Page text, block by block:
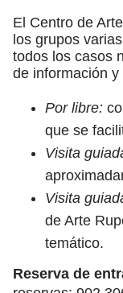
El Centro de
los grupos
todos los casos
de información
Por libre:
que se
Visita
Visita
de Arte
temático.
Reserva de